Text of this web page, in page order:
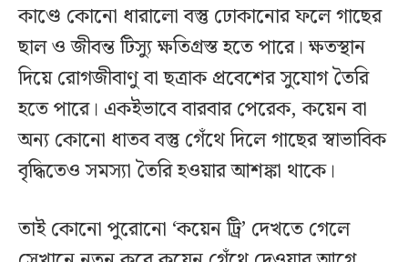
কাণ্ডে কোনো ধারালো বস্তু ঢোকানোর ফলে গাছের
ছাল ও জীবন্ত টিস্যু ক্ষতিগ্রস্ত হতে পারে। ক্ষতস্থান
দিয়ে রোগজীবাণু বা ছত্রাক প্রবেশের সুযোগ তৈরি
হতে পারে। একইভাবে বারবার পেরেক, কয়েন বা
অন্য কোনো ধাতব বস্তু গেঁথে দিলে গাছের স্বাভাবিক
বৃদ্ধিতেও সমস্যা তৈরি হওয়ার আশঙ্কা থাকে।
তাই কোনো পুরোনো ‘কয়েন ট্রি’ দেখতে গেলে